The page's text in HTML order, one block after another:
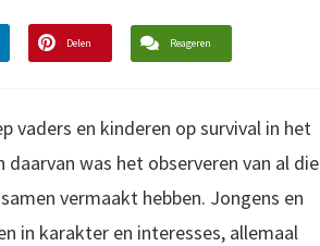
Delen Reageren
vaders en kinderen op survival in het
was het observeren van al die
vermaakt hebben. Jongens en
in karakter en interesses, allemaal